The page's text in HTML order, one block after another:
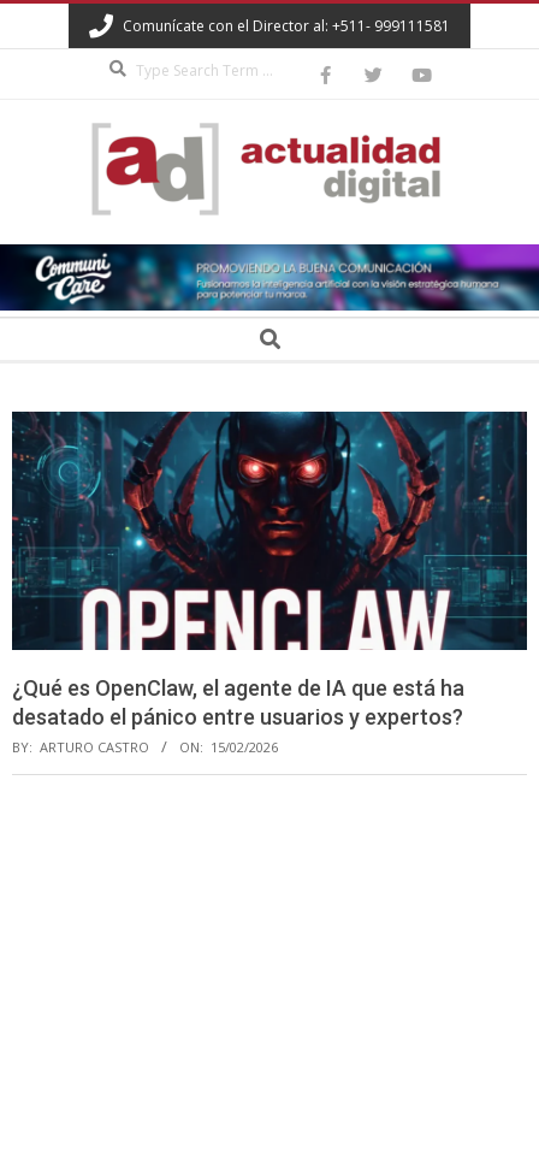
to
Comunícate con el Director al: +511- 999111581
ACTUALIDAD
DIGITAL Search
¿Qué es OpenClaw, el agente de IA que está ha
desatado el pánico entre usuarios y expertos?
BY: ARTURO CASTRO ON: 15/02/2026